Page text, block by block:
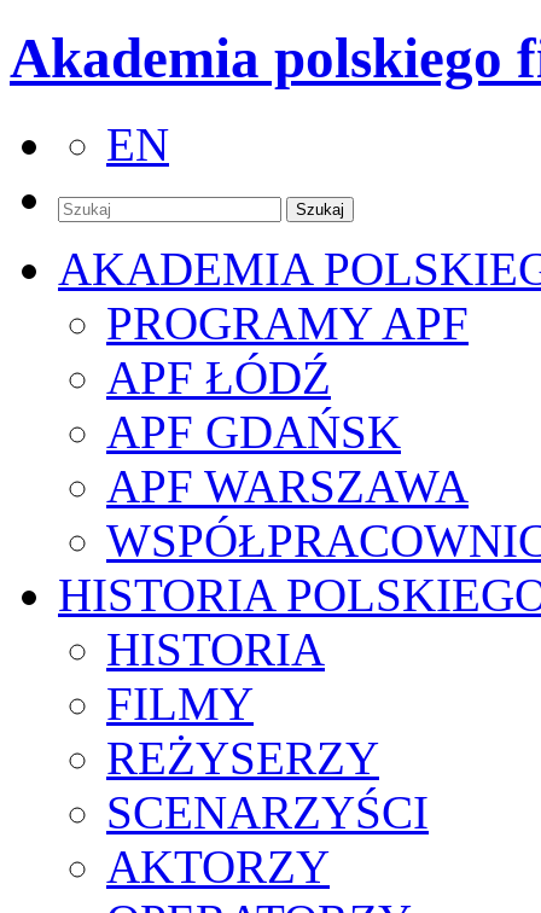
Akademia polskiego
EN
AKADEMIA
PROGRAMY APF
APF ŁÓDŹ
APF GDAŃSK
APF WARSZAWA
HISTORIA
HISTORIA
FILMY
REŻYSERZY
SCENARZYŚCI
AKTORZY